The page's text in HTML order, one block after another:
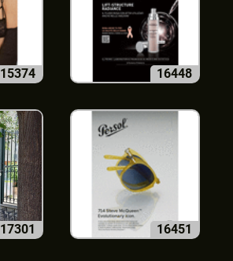
15374 16448
17301 16451